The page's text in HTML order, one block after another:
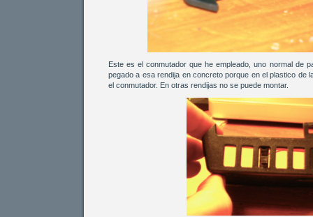
Este es el conmutador que he empleado, uno normal de
pegado a esa rendija en concreto porque en el plastico de
el conmutador. En otras rendijas no se puede montar.